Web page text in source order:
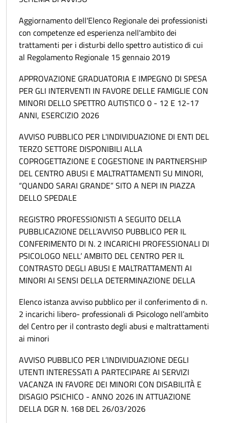
Aggiornamento dell'Elenco Regionale dei professionisti
con competenze ed esperienza nell'ambito dei
trattamenti per i disturbi dello spettro autistico di cui
al Regolamento Regionale 15 gennaio 2019
APPROVAZIONE GRADUATORIA E IMPEGNO DI SPESA
PER GLI INTERVENTI IN FAVORE DELLE FAMIGLIE CON
MINORI DELLO SPETTRO AUTISTICO 0 - 12 E 12-17
ANNI, ESERCIZIO 2026
AVVISO PUBBLICO PER L'INDIVIDUAZIONE DI ENTI DEL
TERZO SETTORE DISPONIBILI ALLA
COPROGETTAZIONE E COGESTIONE IN PARTNERSHIP
DEL CENTRO ABUSI E MALTRATTAMENTI SU MINORI,
“QUANDO SARAI GRANDE” SITO A NEPI IN PIAZZA
DELLO SPEDALE
REGISTRO PROFESSIONISTI A SEGUITO DELLA
PUBBLICAZIONE DELL’AVVISO PUBBLICO PER IL
CONFERIMENTO DI N. 2 INCARICHI PROFESSIONALI DI
PSICOLOGO NELL’ AMBITO DEL CENTRO PER IL
CONTRASTO DEGLI ABUSI E MALTRATTAMENTI AI
MINORI AI SENSI DELLA DETERMINAZIONE DELLA
Elenco istanza avviso pubblico per il conferimento di n.
2 incarichi libero- professionali di Psicologo nell’ambito
del Centro per il contrasto degli abusi e maltrattamenti
ai minori
AVVISO PUBBLICO PER L’INDIVIDUAZIONE DEGLI
UTENTI INTERESSATI A PARTECIPARE AI SERVIZI
VACANZA IN FAVORE DEI MINORI CON DISABILITÀ E
DISAGIO PSICHICO - ANNO 2026 IN ATTUAZIONE
DELLA DGR N. 168 DEL 26/03/2026